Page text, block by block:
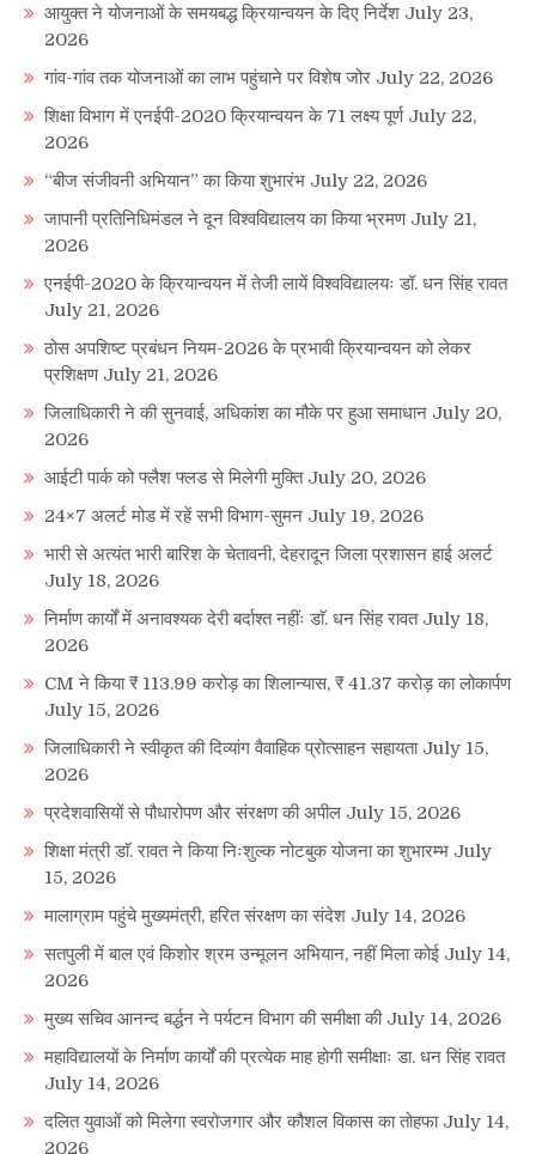
आयुक्त ने योजनाओं के समयबद्ध क्रियान्वयन के दिए निर्देश July 23,
2026
गांव-गांव तक योजनाओं का लाभ पहुंचाने पर विशेष जोर July 22, 2026
शिक्षा विभाग में एनईपी-2020 क्रियान्वयन के 71 लक्ष्य पूर्ण July 22,
2026
“बीज संजीवनी अभियान” का किया शुभारंभ July 22, 2026
जापानी प्रतिनिधिमंडल ने दून विश्वविद्यालय का किया भ्रमण July 21,
2026
एनईपी-2020 के क्रियान्वयन में तेजी लायें विश्वविद्यालयः डॉ. धन सिंह रावत
July 21, 2026
ठोस अपशिष्ट प्रबंधन नियम-2026 के प्रभावी क्रियान्वयन को लेकर
प्रशिक्षण July 21, 2026
जिलाधिकारी ने की सुनवाई, अधिकांश का मौके पर हुआ समाधान July 20,
2026
आईटी पार्क को फ्लैश फ्लड से मिलेगी मुक्ति July 20, 2026
24×7 अलर्ट मोड में रहें सभी विभाग-सुमन July 19, 2026
भारी से अत्यंत भारी बारिश के चेतावनी, देहरादून जिला प्रशासन हाई अलर्ट
July 18, 2026
निर्माण कार्यों में अनावश्यक देरी बर्दाश्त नहींः डाॅ. धन सिंह रावत July 18,
2026
CM ने किया ₹ 113.99 करोड़ का शिलान्यास, ₹ 41.37 करोड़ का लोकार्पण
July 15, 2026
जिलाधिकारी ने स्वीकृत की दिव्यांग वैवाहिक प्रोत्साहन सहायता July 15,
2026
प्रदेशवासियों से पौधारोपण और संरक्षण की अपील July 15, 2026
शिक्षा मंत्री डाॅ. रावत ने किया निःशुल्क नोटबुक योजना का शुभारम्भ July
15, 2026
मालाग्राम पहुंचे मुख्यमंत्री, हरित संरक्षण का संदेश July 14, 2026
सतपुली में बाल एवं किशोर श्रम उन्मूलन अभियान, नहीं मिला कोई July 14,
2026
मुख्य सचिव आनन्द बर्द्धन ने पर्यटन विभाग की समीक्षा की July 14, 2026
महाविद्यालयों के निर्माण कार्यों की प्रत्येक माह होगी समीक्षाः डा. धन सिंह रावत
July 14, 2026
दलित युवाओं को मिलेगा स्वरोजगार और कौशल विकास का तोहफा July 14,
2026